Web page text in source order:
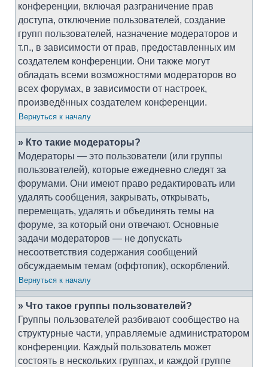
конференции, включая разграничение прав
доступа, отключение пользователей, создание
групп пользователей, назначение модераторов и
т.п., в зависимости от прав, предоставленных им
создателем конференции. Они также могут
обладать всеми возможностями модераторов во
всех форумах, в зависимости от настроек,
произведённых создателем конференции.
Вернуться к началу
» Кто такие модераторы?
Модераторы — это пользователи (или группы
пользователей), которые ежедневно следят за
форумами. Они имеют право редактировать или
удалять сообщения, закрывать, открывать,
перемещать, удалять и объединять темы на
форуме, за который они отвечают. Основные
задачи модераторов — не допускать
несоответствия содержания сообщений
обсуждаемым темам (оффтопик), оскорблений.
Вернуться к началу
» Что такое группы пользователей?
Группы пользователей разбивают сообщество на
структурные части, управляемые администратором
конференции. Каждый пользователь может
состоять в нескольких группах, и каждой группе